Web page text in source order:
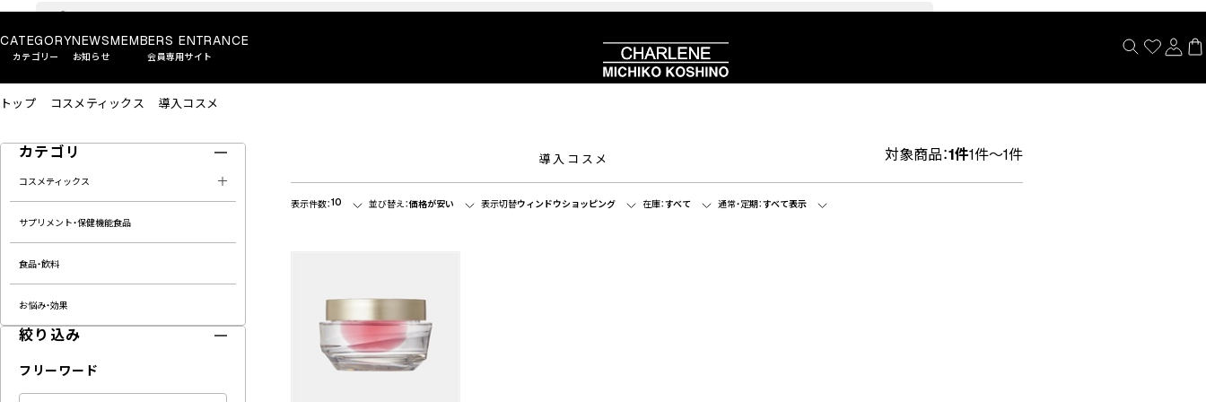
CATEGORY
カテゴリー
NEWS
お知らせ
MEMBERS ENTRANCE
会員専用サイト
トップ コスメティックス 導入コスメ
カテゴリ
コスメティックス
サプリメント・保健機能食品
食品・飲料
お悩み・効果
絞り込み
フリーワード
導入コスメ 対象商品：1件1件～1件
表示件数：10 並び替え：価格が安い 表示切替ウィンドウショッピング 在庫：すべて 通常・定期：すべて表示